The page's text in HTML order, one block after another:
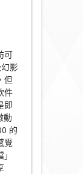
可
影
但
件
即
動
的
覺